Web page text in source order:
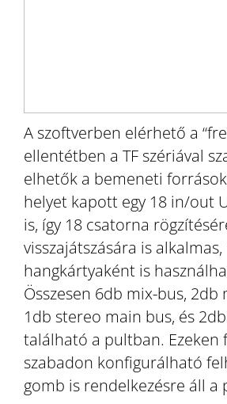
A szoftverben elérhető a
ellentétben a TF szériával
elhetők a bemeneti
helyet kapott egy 18 in/out
is, így 18 csatorna
visszajátszására is
hangkártyaként is
Összesen 6db mix-bus, 2db
1db stereo main bus, és 2db
található a pultban. Ezeken
szabadon konfigurálható
gomb is rendelkezésre áll a